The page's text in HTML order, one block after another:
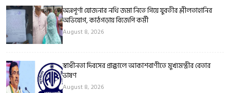
অন্নপূর্ণা যোজনার নথি জমা নিতে গিয়ে যুবতীর শ্লীলতাহানির
অভিযোগ, কাঠগড়ায় বিজেপি কর্মী
August 8, 2026
স্বাধীনতা দিবসের প্রাক্কালে আকাশবাণীতে মুখ্যমন্ত্রীর বেতার
ভাষণ
August 8, 2026